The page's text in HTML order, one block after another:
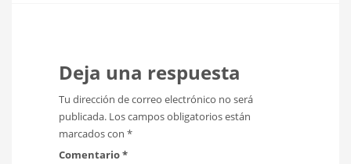
Deja una respuesta
Tu dirección de correo electrónico no será
publicada. Los campos obligatorios están
marcados con *
Comentario*